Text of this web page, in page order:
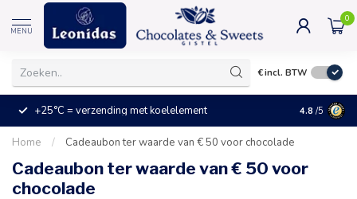
MENU
0
€incl. BTW
+25°C = verzending met koelelement Kleine
4.8 /5
Home / Cadeaubon ter waarde van € 50 voor chocolade
Cadeaubon ter waarde van € 50 voor
chocolade